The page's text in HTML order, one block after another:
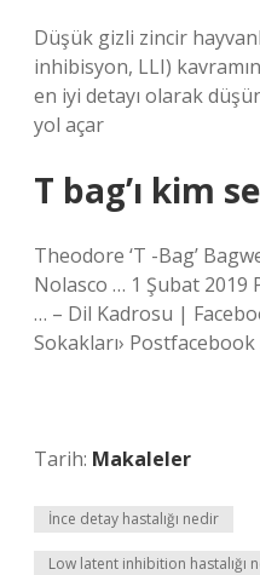
Düşük gizli zincir
inhibisyon, LLI)
en iyi detayı olarak
yol açar
T bag’ı kim
Theodore ‘T -Bag’
Nolasco … 1 Şubat 2019
… – Dil Kadrosu |
Sokakları›
Tarih: Makaleler
İnce detay hastalığı nedir
Low latent inhibition hastalığı